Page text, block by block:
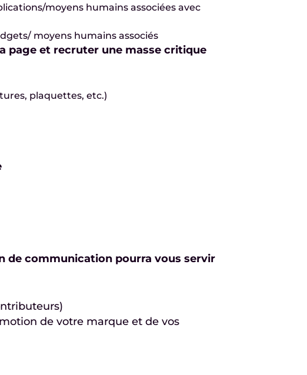
moyens humains associées avec
moyens humains associés
page et recruter une masse critique
plaquettes, etc.)
de communication pourra vous servir
de votre marque et de vos